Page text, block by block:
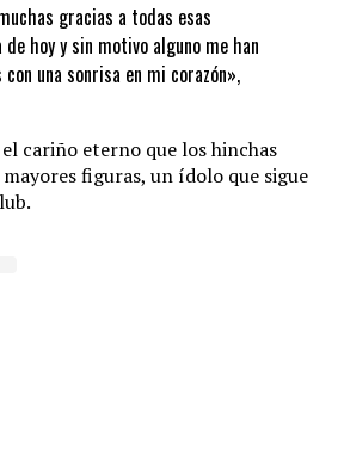
gracias a todas esas
hoy y sin motivo alguno me han
una sonrisa en mi corazón»,
cariño eterno que los hinchas
figuras, un ídolo que sigue